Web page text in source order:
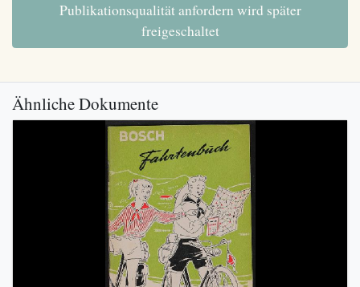
Publikationsqualität anfordern wird später
freigeschaltet
Ähnliche Dokumente